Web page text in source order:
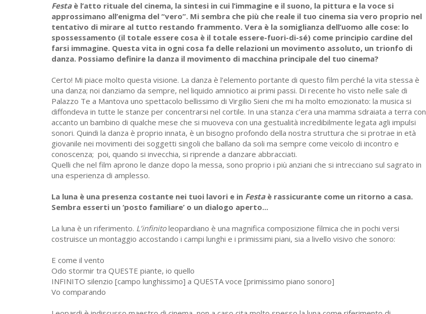
Festaè l’atto rituale del cinema, la sintesi in cui l’immagine e il suono, la pittura e la voce si
approssimano all’enigma del “vero”. Mi sembra che più che reale il tuo cinema sia vero proprio nel
tentativo di mirare al tutto restando frammento. Vera è la somiglianza dell’uomo alle cose: lo
spossessamento (il totale essere cosa è il totale essere-fuori-di-sé) come principio cardine del
farsi immagine. Questa vita in ogni cosa fa delle relazioni un movimento assoluto, un trionfo di
danza. Possiamo definire la danza il movimento di macchina principale del tuo cinema?
Certo! Mi piace molto questa visione. La danza è l’elemento portante di questo film perché la vita stessa è
una danza; noi danziamo da sempre, nel liquido amniotico ai primi passi. Di recente ho visto nelle sale di
Palazzo Te a Mantova uno spettacolo bellissimo di Virgilio Sieni che mi ha molto emozionato: la musica si
diffondeva in tutte le stanze per concentrarsi nel cortile. In una stanza c’era una mamma sdraiata a terra con
accanto un bambino di qualche mese che si muoveva con una gestualità incredibilmente legata agli impulsi
sonori. Quindi la danza è proprio innata, è un bisogno profondo della nostra struttura che si protrae in età
giovanile nei movimenti dei soggetti singoli che ballano da soli ma sempre come veicolo di incontro e
conoscenza; poi, quando si invecchia, si riprende a danzare abbracciati.
Quelli che nel film aprono le danze dopo la messa, sono proprio i più anziani che si intrecciano sul sagrato in
una esperienza di amplesso.
La luna è una presenza costante nei tuoi lavori e in Festaè rassicurante come un ritorno a casa.
Sembra esserti un ‘posto familiare’ o un dialogo aperto...
La luna è un riferimento. L’infinitoleopardiano è una magnifica composizione filmica che in pochi versi
costruisce un montaggio accostando i campi lunghi e i primissimi piani, sia a livello visivo che sonoro:
E come il vento
Odo stormir tra QUESTE piante, io quello
INFINITO silenzio [campo lunghissimo] a QUESTA voce [primissimo piano sonoro]
Vo comparando